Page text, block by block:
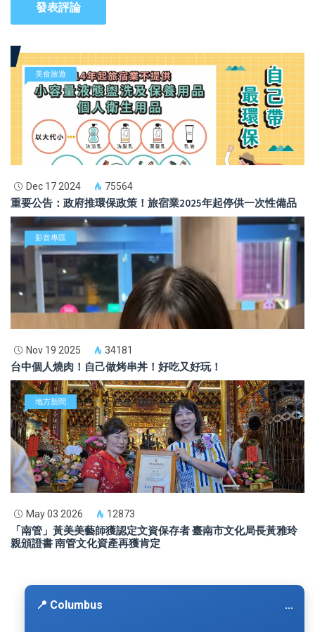
發表評論
美食旅遊
Dec 17 2024 75564
重要公告：政府推環保政策！旅宿業2025年起停供一次性備品
影音專區
Nov 19 2025 34181
台中個人燒肉！自己做烤串丼！好吃又好玩！
地方新聞
May 03 2026 12873
「南管」黃美美藝師獲認定文資保存者 臺南市文化局長黃雅玲
親頒證書 南管文化資產再獲肯定
📍 Columbus ...